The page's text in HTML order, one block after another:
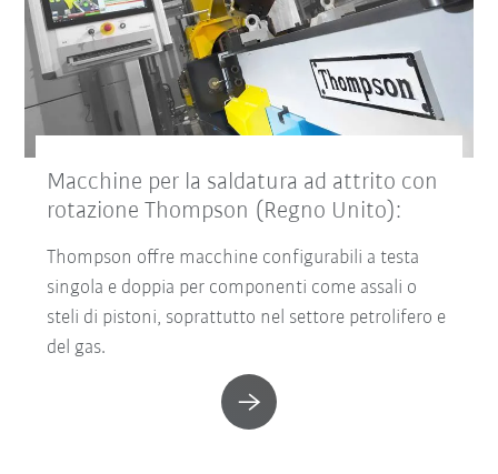
Macchine per la saldatura ad attrito con
rotazione Thompson (Regno Unito):
Thompson offre macchine configurabili a testa
singola e doppia per componenti come assali o
steli di pistoni, soprattutto nel settore petrolifero e
del gas.